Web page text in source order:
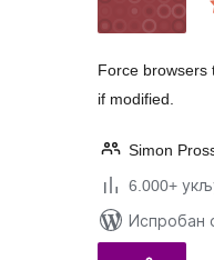
Force browsers
if modified.
Simon
6.000+
Испробан